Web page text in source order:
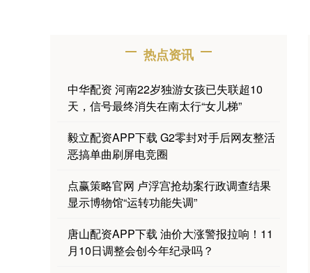
热点资讯
中华配资 河南22岁独游女孩已失联超10
天，信号最终消失在南太行“女儿梯”
毅立配资APP下载 G2零封对手后网友整活
恶搞单曲刷屏电竞圈
点赢策略官网 卢浮宫抢劫案行政调查结果
显示博物馆“运转功能失调”
唐山配资APP下载 油价大涨警报拉响！11
月10日调整会创今年纪录吗？